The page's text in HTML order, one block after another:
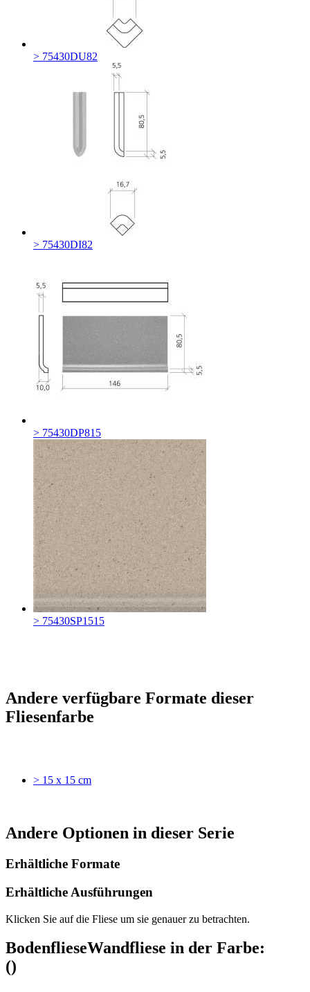
> 75430DU82
> 75430DI82
> 75430DP815
> 75430SP1515
Andere verfügbare Formate dieser
Fliesenfarbe
> 15 x 15 cm
Andere Optionen in dieser Serie
Erhältliche Formate
Erhältliche Ausführungen
Klicken Sie auf die Fliese um sie genauer zu betrachten.
BodenflieseWandfliese in der Farbe:
()